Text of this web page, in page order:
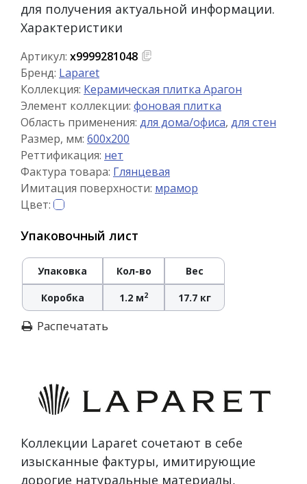
для получения актуальной информации.
Характеристики
Артикул: х9999281048
Бренд: Laparet
Коллекция: Керамическая плитка Арагон
Элемент коллекции: фоновая плитка
Область применения: для дома/офиса, для стен
Размер, мм: 600x200
Реттификация: нет
Фактура товара: Глянцевая
Имитация поверхности: мрамор
Цвет:
Упаковочный лист
Упаковка Кол-во Вес
Коробка 1.2 м2 17.7 кг
Распечатать
Коллекции Laparet сочетают в себе
изысканные фактуры, имитирующие
дорогие натуральные материалы,